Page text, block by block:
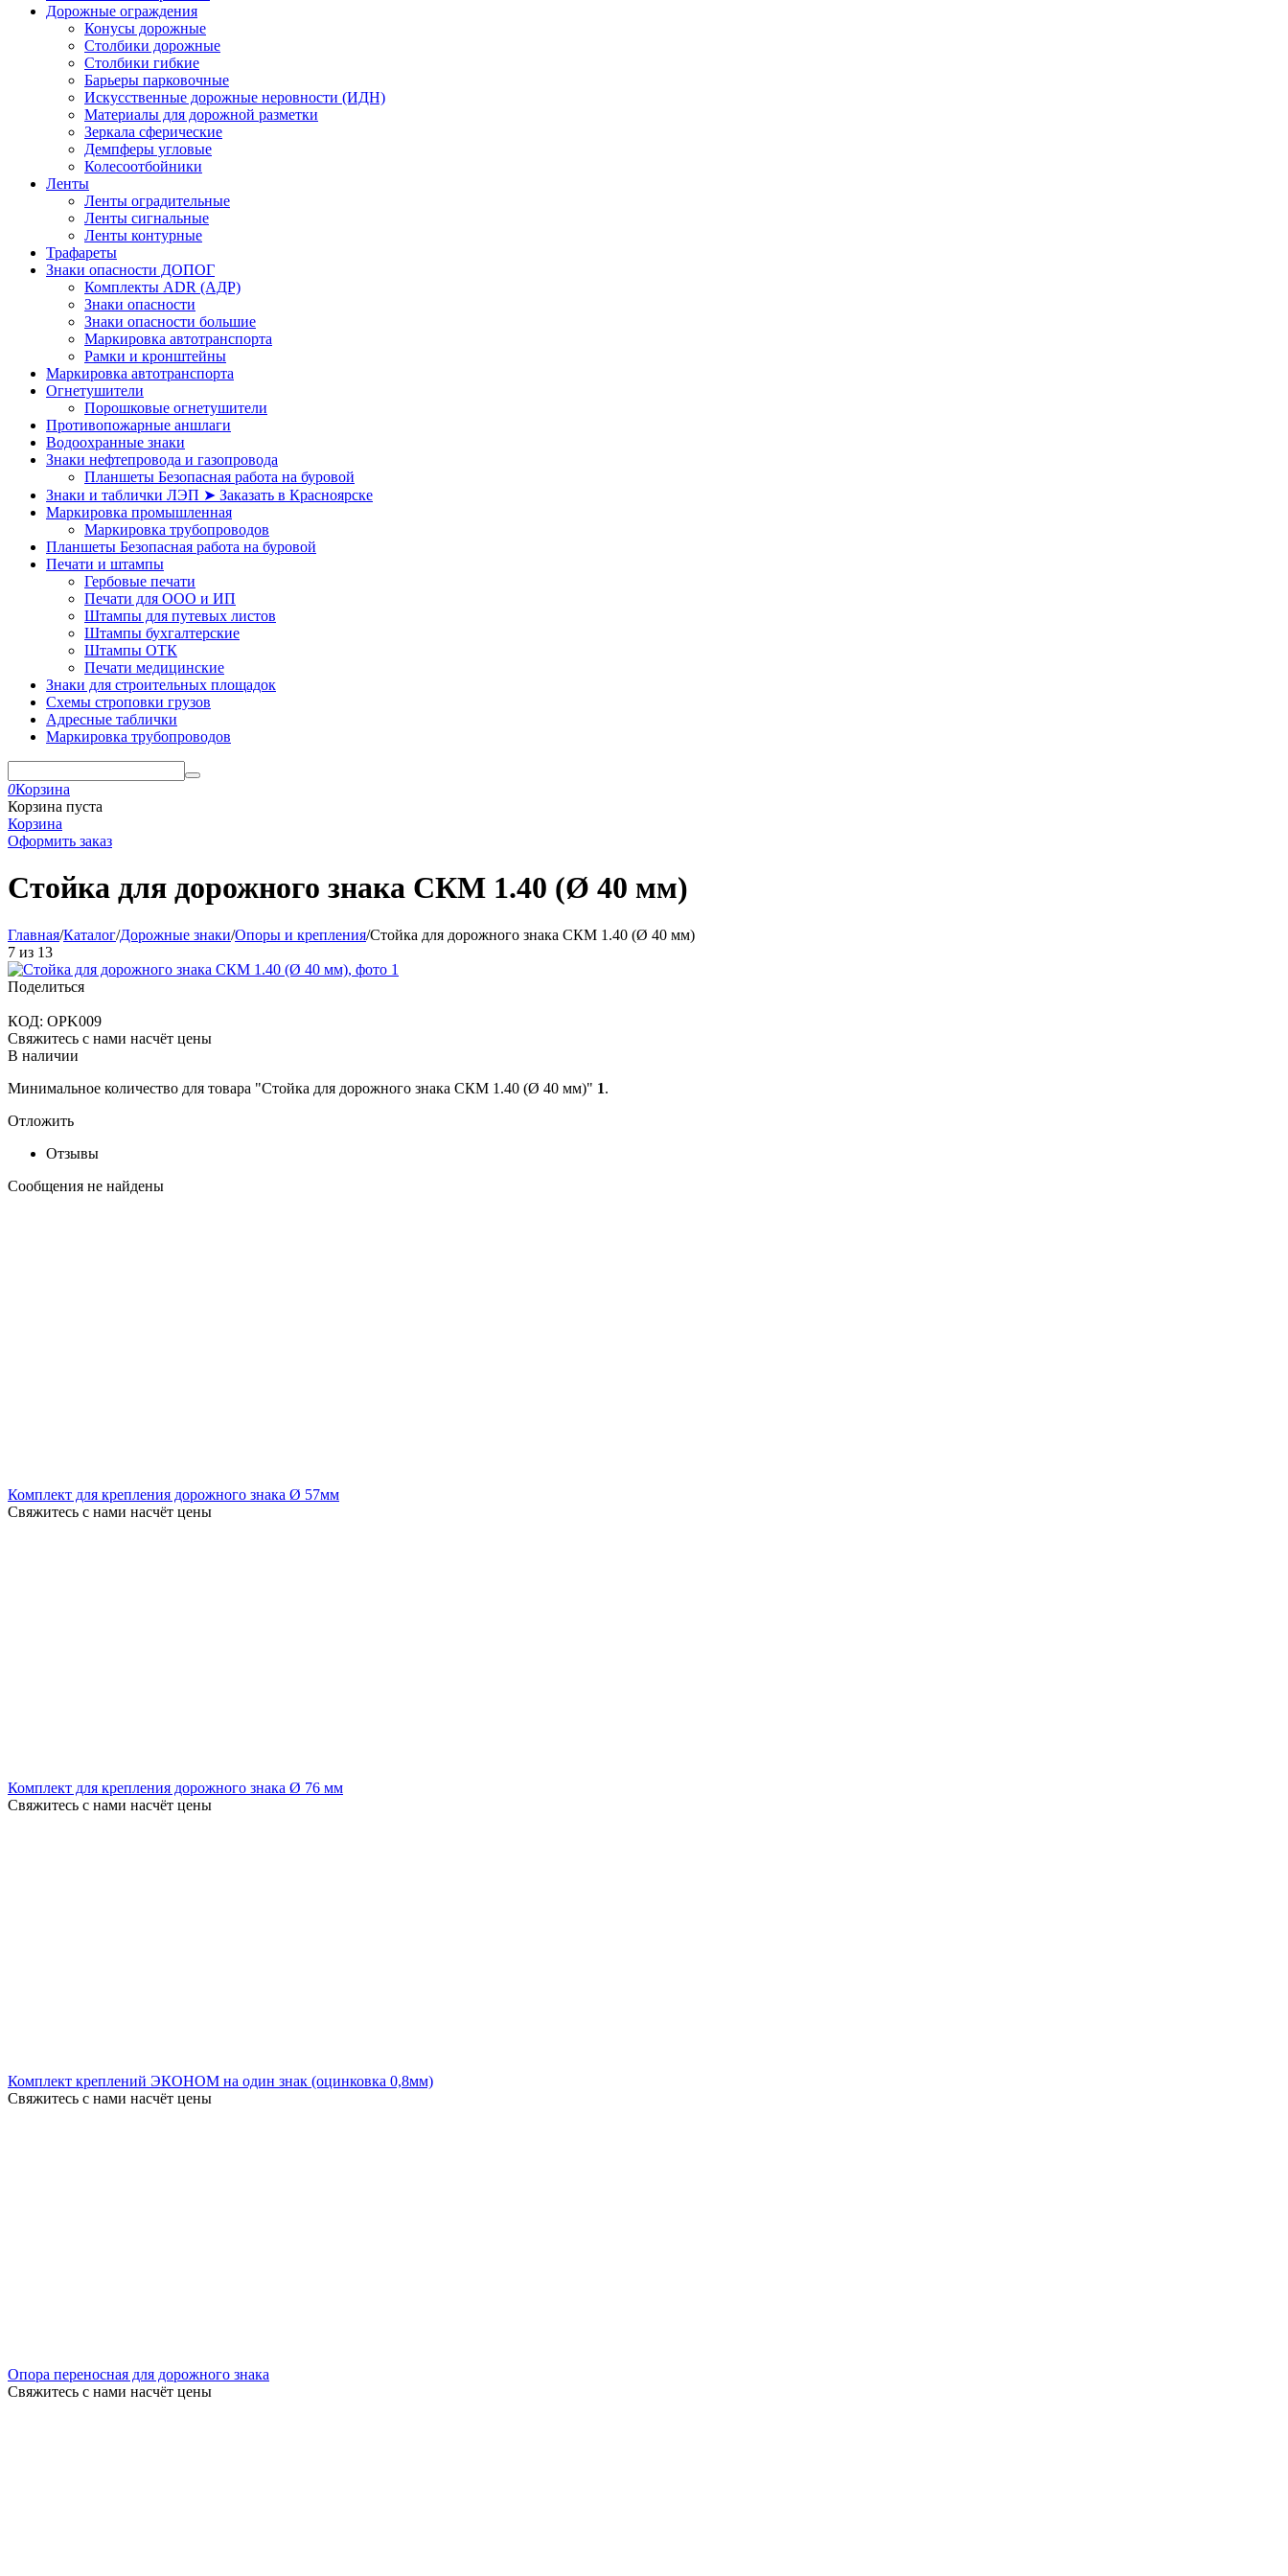
Дорожные ограждения
Конусы дорожные
Столбики дорожные
Столбики гибкие
Барьеры парковочные
Искусственные дорожные неровности (ИДН)
Материалы для дорожной разметки
Зеркала сферические
Демпферы угловые
Колесоотбойники
Ленты
Ленты оградительные
Ленты сигнальные
Ленты контурные
Трафареты
Знаки опасности ДОПОГ
Комплекты ADR (АДР)
Знаки опасности
Знаки опасности большие
Маркировка автотранспорта
Рамки и кронштейны
Маркировка автотранспорта
Огнетушители
Порошковые огнетушители
Противопожарные аншлаги
Водоохранные знаки
Знаки нефтепровода и газопровода
Планшеты Безопасная работа на буровой
Знаки и таблички ЛЭП ➤ Заказать в Красноярске
Маркировка промышленная
Маркировка трубопроводов
Планшеты Безопасная работа на буровой
Печати и штампы
Гербовые печати
Печати для ООО и ИП
Штампы для путевых листов
Штампы бухгалтерские
Штампы ОТК
Печати медицинские
Знаки для строительных площадок
Схемы строповки грузов
Адресные таблички
Маркировка трубопроводов
0Корзина
Корзина пуста
Корзина
Оформить заказ
Стойка для дорожного знака СКМ 1.40 (Ø 40 мм)
Главная/Каталог/Дорожные знаки/Опоры и крепления/Стойка для дорожного знака СКМ 1.40 (Ø 40 мм)
7 из 13
Поделиться
КОД: OPK009
Свяжитесь с нами насчёт цены
В наличии
Минимальное количество для товара "Стойка для дорожного знака СКМ 1.40 (Ø 40 мм)" 1.
Отложить
Отзывы
Сообщения не найдены
Комплект для крепления дорожного знака Ø 57мм
Свяжитесь с нами насчёт цены
Комплект для крепления дорожного знака Ø 76 мм
Свяжитесь с нами насчёт цены
Комплект креплений ЭКОНОМ на один знак (оцинковка 0,8мм)
Свяжитесь с нами насчёт цены
Опора переносная для дорожного знака
Свяжитесь с нами насчёт цены